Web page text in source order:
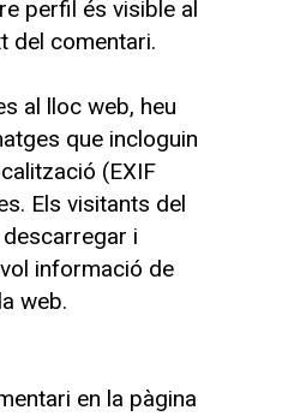
perfil és visible al
del comentari.
al lloc web, heu
que incloguin
(EXIF
Els visitants del
i
informació de
web.
en la pàgina